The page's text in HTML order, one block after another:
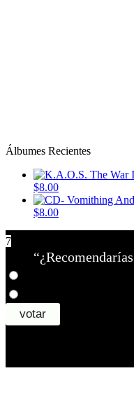
Álbumes Recientes
$8.00
$8.00
7